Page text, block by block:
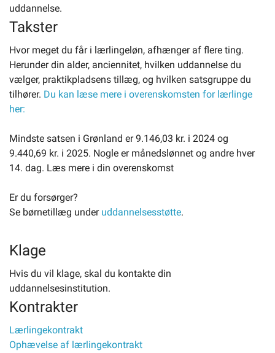
uddannelse.
Takster
Hvor meget du får i lærlingeløn, afhænger af flere ting.
Herunder din alder, anciennitet, hvilken uddannelse du
vælger, praktikpladsens tillæg, og hvilken satsgruppe du
tilhører. Du kan læse mere i overenskomsten for lærlinge
her:
Mindste satsen i Grønland er 9.146,03 kr. i 2024 og
9.440,69 kr. i 2025. Nogle er månedslønnet og andre hver
14. dag. Læs mere i din overenskomst
Er du forsørger?
Se børnetillæg under uddannelsesstøtte.
Klage
Hvis du vil klage, skal du kontakte din
uddannelsesinstitution.
Kontrakter
Lærlingekontrakt
Ophævelse af lærlingekontrakt